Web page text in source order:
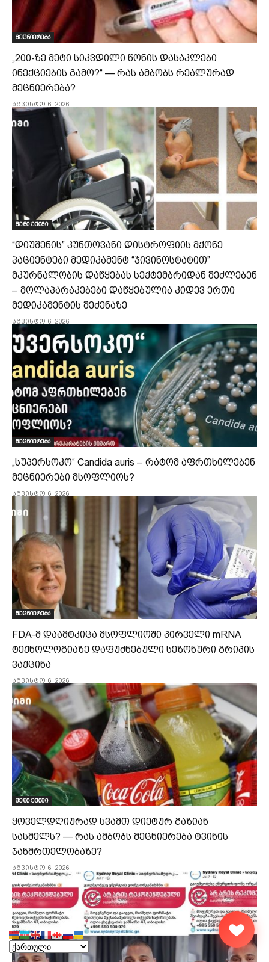
მეცნიერება
„200-ზე მეტი სიკვდილი წონის დასაკლები
ინექციების გამო?“ — რას ამბობს რეალურად
მეცნიერება?
აგვისტო 6, 2026
შენი ექიმი
“დიუშენის” კუნთოვანი დისტროფიის მქონე
პაციენტები მედიკამენტ “ჯივინოსტატით”
მკურნალობის დაწყებას სექტემბრიდან შეძლებენ
– მოლაპარაკებები დაწყებულია კიდევ ერთი
მედიკამენტის შეძენაზე
აგვისტო 6, 2026
მეცნიერება
„სუპერსოკო“ Candida auris – რატომ აფრთხილებენ
მეცნიერები მსოფლიოს?
აგვისტო 6, 2026
მეცნიერება
FDA-მ დაამტკიცა მსოფლიოში პირველი mRNA
ტექნოლოგიაზე დაფუძნებული სეზონური გრიპის
ვაქცინა
აგვისტო 6, 2026
შენი ექიმი
ყოველდღიურად სვამთ დიეტურ გაზიან
სასმელს? — რას ამბობს მეცნიერება ტვინის
ჯანმრთელობაზე?
აგვისტო 6, 2026